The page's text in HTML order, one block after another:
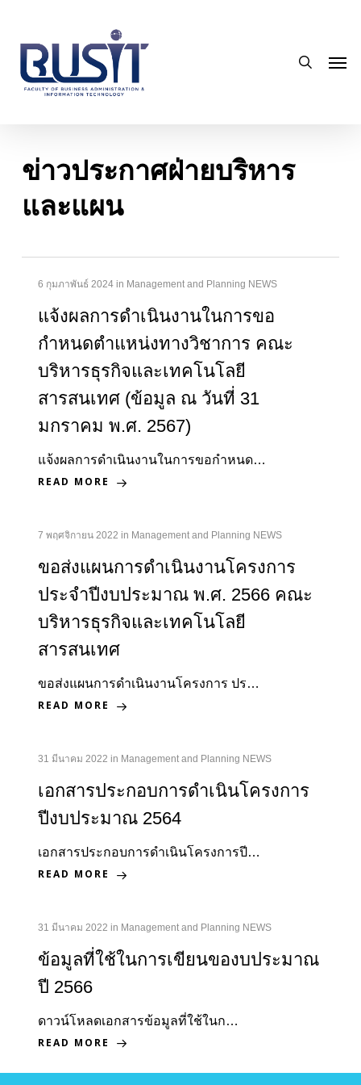
main
content
ข่าวประกาศฝ่ายบริหาร
และแผน
6 กุมภาพันธ์ 2024in Management and Planning NEWS
แจ้งผลการดำเนินงานในการขอ
กำหนดตำแหน่งทางวิชาการ คณะ
บริหารธุรกิจและเทคโนโลยี
สารสนเทศ (ข้อมูล ณ วันที่ 31
มกราคม พ.ศ. 2567)
แจ้งผลการดำเนินงานในการขอกำหนด…
READ MORE
7 พฤศจิกายน 2022 in Management and Planning NEWS
ขอส่งแผนการดำเนินงานโครงการ
ประจำปีงบประมาณ พ.ศ. 2566 คณะ
บริหารธุรกิจและเทคโนโลยี
สารสนเทศ
ขอส่งแผนการดำเนินงานโครงการ ปร…
READ MORE
31 มีนาคม 2022 in Management and Planning NEWS
เอกสารประกอบการดำเนินโครงการ
ปีงบประมาณ 2564
เอกสารประกอบการดำเนินโครงการปี…
READ MORE
31 มีนาคม 2022 in Management and Planning NEWS
ข้อมูลที่ใช้ในการเขียนของบประมาณ
ปี 2566
ดาวน์โหลดเอกสารข้อมูลที่ใช้ในก…
READ MORE